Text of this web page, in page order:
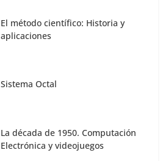
El método científico: Historia y
aplicaciones
Sistema Octal
La década de 1950. Computación
Electrónica y videojuegos